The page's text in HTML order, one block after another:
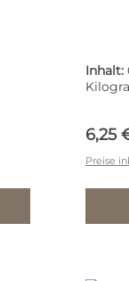
Inhalt:
6,25
Preise